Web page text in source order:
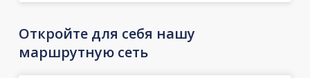
Откройте для себя нашу
маршрутную сеть